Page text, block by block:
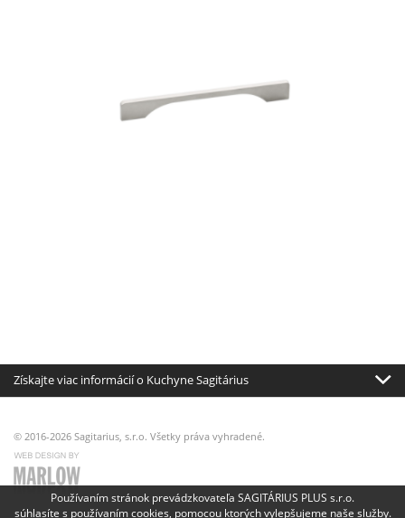
Získajte viac informácií o Kuchyne Sagitárius
© 2016-2026 Sagitarius, s.r.o. Všetky práva vyhradené.
Používaním stránok prevádzkovateľa SAGITÁRIUS PLUS s.r.o.
súhlasíte s používaním cookies, pomocou ktorých vylepšujeme naše služby.